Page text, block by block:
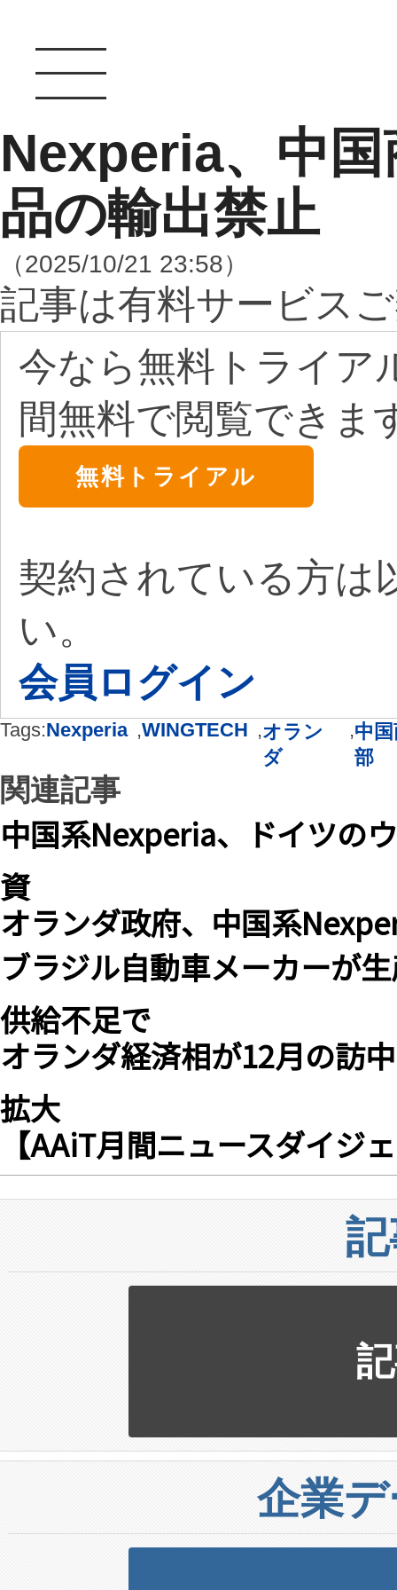
Nexperia、中
品の輸出禁止
（2025/10/21 23:58）
記事は有料サービス
今なら無料トライア
間無料で閲覧できま
無料トライアル
契約されている方は
い。
会員ログイン
Tags:Nexperia ,WINGTECH ,オラン
ダ
,中
部
関連記事
中国系Nexperia、ドイツの
資
オランダ政府、中国系
ブラジル自動車メーカーが
供給不足で
オランダ経済相が12月の訪
拡大
【AAiT月間ニュースダイジ
企業